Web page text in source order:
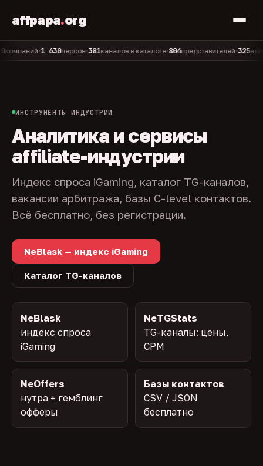
affpapa.org
•1 630персон•381каналов в каталоге•804представителей•325админов
ИНСТРУМЕНТЫ ИНДУСТРИИ
Аналитика и сервисы
affiliate-индустрии
Индекс спроса iGaming, каталог TG-каналов,
вакансии арбитража, базы C-level контактов.
Всё бесплатно, без регистрации.
NeBlask — индекс iGaming
Каталог TG-каналов
NeBlask
индекс спроса
iGaming
NeTGStats
TG-каналы: цены,
CPM
NeOffers
нутра + гемблинг
офферы
Базы контактов
CSV / JSON
бесплатно